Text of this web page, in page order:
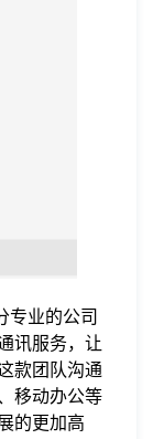
专业的公司
讯服务，让
款团队沟通
移动办公等
的更加高